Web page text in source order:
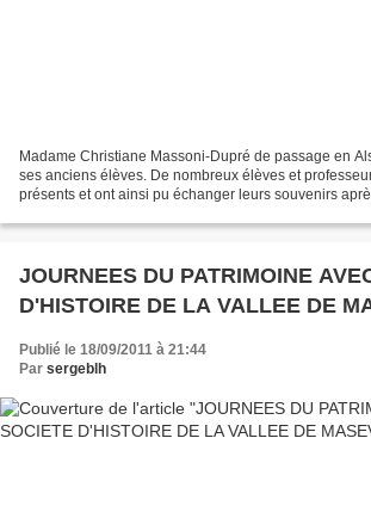
Madame Christiane Massoni-Dupré de passage en
ses anciens élèves. De nombreux élèves et
présents et ont ainsi pu échanger leurs souvenirs
JOURNEES DU PATRIMOINE
D'HISTOIRE DE LA VALLEE DE
Publié le 18/09/2011 à 21:44
Par sergeblh